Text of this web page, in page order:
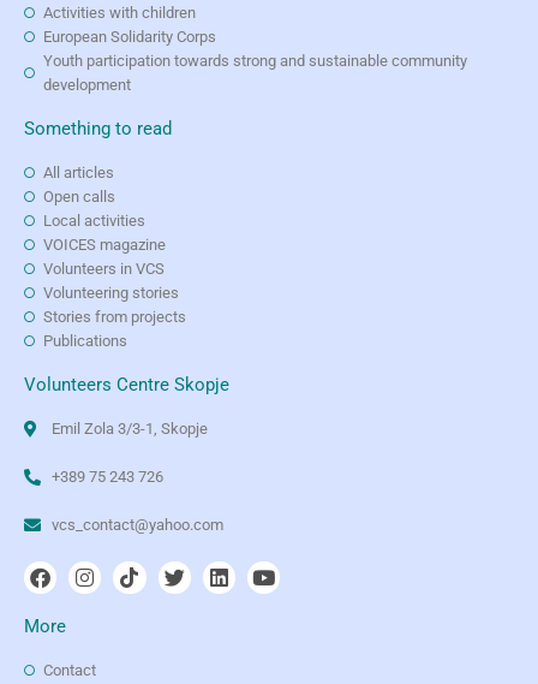
Activities with children
European Solidarity Corps
Youth participation towards strong and sustainable community
development
Something to read
All articles
Open calls
Local activities
VOICES magazine
Volunteers in VCS
Volunteering stories
Stories from projects
Publications
Volunteers Centre Skopje
Emil Zola 3/3-1, Skopje
+389 75 243 726
vcs_contact@yahoo.com
More
Contact